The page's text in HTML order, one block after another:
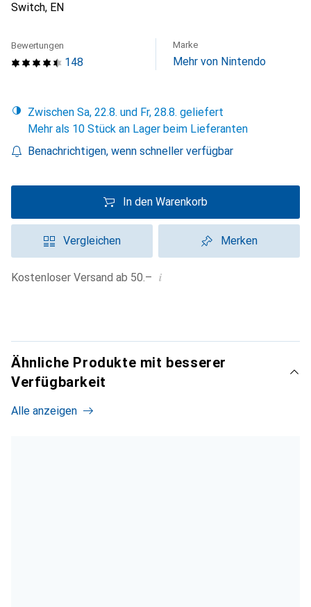
Switch, EN
148
Bewertungen Marke
Mehr von Nintendo
Zwischen Sa, 22.8. und Fr, 28.8. geliefert
Mehr als 10 Stück an Lager beim Lieferanten
Benachrichtigen, wenn schneller verfügbar
In den Warenkorb
Vergleichen Merken
Kostenloser Versand ab 50.– i
Ähnliche Produkte mit besserer
Verfügbarkeit
Alle anzeigen